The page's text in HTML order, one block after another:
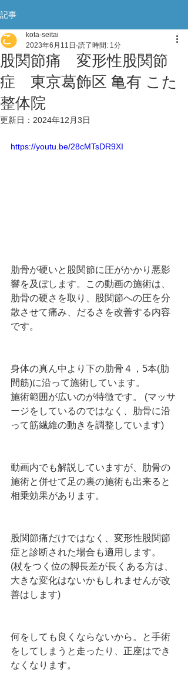
記事
股関節痛 変形性股関節
症 東京葛飾区 亀有 こた
整体院
kota-seitai
2023年6月11日 読了時間: 1分
更新日： 2024年12月3日
https://youtu.be/28cMTsDR9XI
肋骨が硬いと股関節に圧がかかり悪影
響を及ぼします。この動画の施術は、
肋骨の硬さを取り、股関節への圧を分
散させて痛み、だるさを改善する内容
です。
身体の真ん中より下の肋骨４，5本(肋
間筋)に沿って施術しています。
施術範囲が広いのが特徴です。 (マッサ
ージをしているのではなく、肋骨に沿
って筋繊維の動きを調整しています)
動画内でも解説していますが、肋骨の
施術と併せて足の裏の施術も出来ると
相乗効果があります。
股関節痛だけではなく、変形性股関節
症と診断された場合も適用します。
(杖をつく位の脚長差が長くある方は、
大きな変化はないかもしれませんが改
善はします)
何をしても良くならないから。と手術
をしてしまうと走ったり、正座はでき
なくなります。